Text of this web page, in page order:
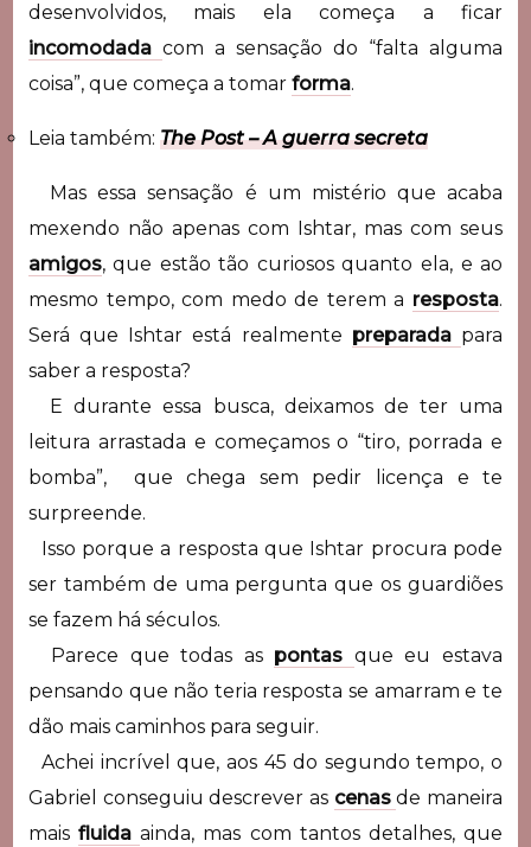
desenvolvidos, mais ela começa a ficar
incomodada com a sensação do “falta alguma
coisa”, que começa a tomar forma.
Leia também: The Post – A guerra secreta
Mas essa sensação é um mistério que acaba
mexendo não apenas com Ishtar, mas com seus
amigos, que estão tão curiosos quanto ela, e ao
mesmo tempo, com medo de terem a resposta.
Será que Ishtar está realmente preparada para
saber a resposta?
E durante essa busca, deixamos de ter uma
leitura arrastada e começamos o “tiro, porrada e
bomba”, que chega sem pedir licença e te
surpreende.
Isso porque a resposta que Ishtar procura pode
ser também de uma pergunta que os guardiões
se fazem há séculos.
Parece que todas as pontas que eu estava
pensando que não teria resposta se amarram e te
dão mais caminhos para seguir.
Achei incrível que, aos 45 do segundo tempo, o
Gabriel conseguiu descrever as cenasde maneira
maisfluidaainda, mas com tantos detalhes, que